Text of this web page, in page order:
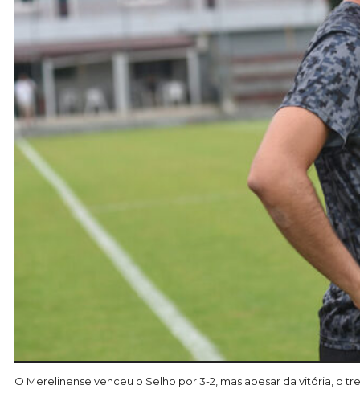
O Merelinense venceu o Selho por 3-2, mas apesar da vitória, o